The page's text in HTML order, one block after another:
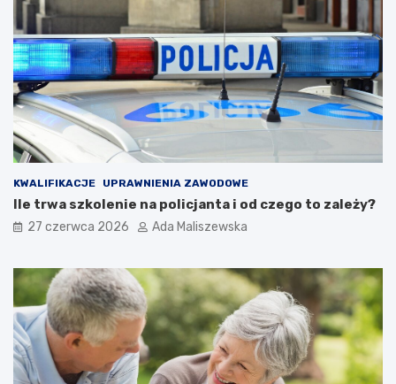
KWALIFIKACJE UPRAWNIENIA ZAWODOWE
Ile trwa szkolenie na policjanta i od czego to zależy?
27 czerwca 2026 Ada Maliszewska